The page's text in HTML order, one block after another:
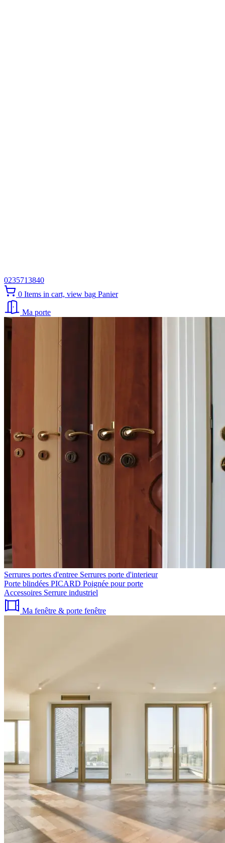
0235713840
0 Items in cart, view bag Panier
Ma porte
Serrures portes d'entree Serrures porte d'interieur
Porte blindées PICARD Poignée pour porte
Accessoires Serrure industriel
Ma fenêtre & porte fenêtre